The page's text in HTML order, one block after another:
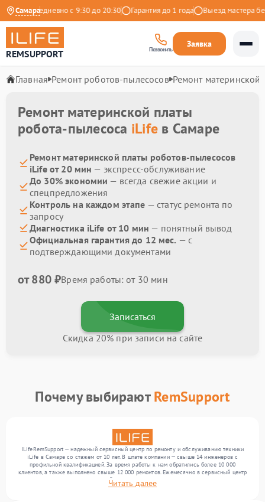
Самара
Ежедневно с 9:30 до 20:30 Гарантия до 1 года Выезд мастера
REMSUPPORT Позвонить
Заявка
Главная Ремонт роботов-пылесосов Ремонт материнской
Ремонт материнской платы
робота-пылесоса iLife в Самаре
Ремонт материнской платы роботов-пылесосов
iLife от 20 мин — экспресс-обслуживание
До 30% экономии — всегда свежие акции и
спецпредложения
Контроль на каждом этапе — статус ремонта по
запросу
Диагностика iLife от 10 мин — понятный вывод
Официальная гарантия до 12 мес. — с
подтверждающими документами
от 880 ₽Время работы: от 30 мин
Записаться
Скидка 20% при записи на сайте
Почему выбираютRemSupport
ILifeRemSupport — надежный сервисный центр по ремонту и обслуживанию техники
iLife в Самаре со стажем от 10 лет. В штате компании — свыше 14 инженеров с
профильной квалификацией. За время работы к нам обратились более 10 000
клиентов, а также выполнено свыше 12 000 ремонтов. Ежемесячно в сервисный центр
поступает более 300 обращений, включая , , . Мы выполняем ремонт различного
уровня сложности и предлагаем стабильный уровень сервиса благодаря
Читать далее